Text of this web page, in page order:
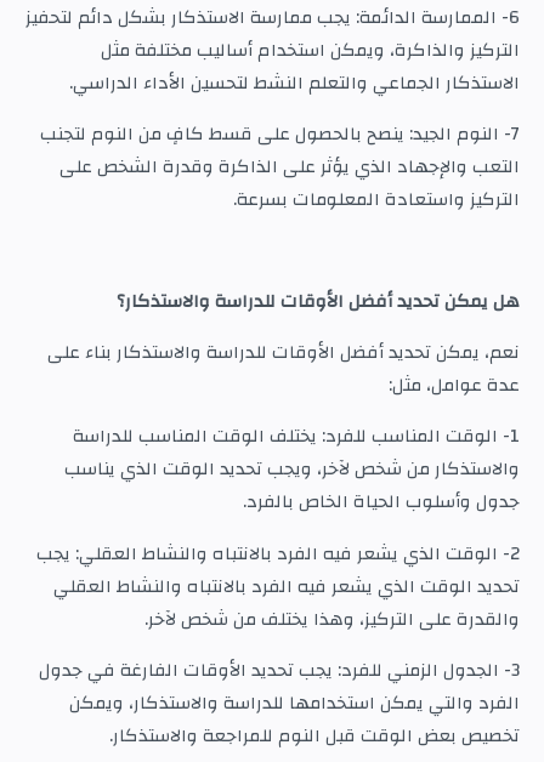
6- الممارسة الدائمة: يجب ممارسة الاستذكار بشكل دائم لتحفيز
التركيز والذاكرة، ويمكن استخدام أساليب مختلفة مثل
الاستذكار الجماعي والتعلم النشط لتحسين الأداء الدراسي.
7- النوم الجيد: ينصح بالحصول على قسط كافٍ من النوم لتجنب
التعب والإجهاد الذي يؤثر على الذاكرة وقدرة الشخص على
التركيز واستعادة المعلومات بسرعة.
هل يمكن تحديد أفضل الأوقات للدراسة والاستذكار؟
نعم، يمكن تحديد أفضل الأوقات للدراسة والاستذكار بناء على
عدة عوامل، مثل:
1- الوقت المناسب للفرد: يختلف الوقت المناسب للدراسة
والاستذكار من شخص لآخر، ويجب تحديد الوقت الذي يناسب
جدول وأسلوب الحياة الخاص بالفرد.
2- الوقت الذي يشعر فيه الفرد بالانتباه والنشاط العقلي: يجب
تحديد الوقت الذي يشعر فيه الفرد بالانتباه والنشاط العقلي
والقدرة على التركيز، وهذا يختلف من شخص لآخر.
3- الجدول الزمني للفرد: يجب تحديد الأوقات الفارغة في جدول
الفرد والتي يمكن استخدامها للدراسة والاستذكار، ويمكن
تخصيص بعض الوقت قبل النوم للمراجعة والاستذكار.